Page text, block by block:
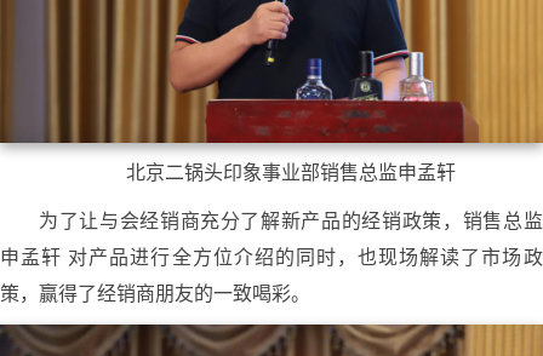
北京二锅头印象事业部销售总监申孟轩
为了让与会经销商充分了解新产品的经销政策，销售总监
申孟轩 对产品进行全方位介绍的同时，也现场解读了市场政
策，赢得了经销商朋友的一致喝彩。